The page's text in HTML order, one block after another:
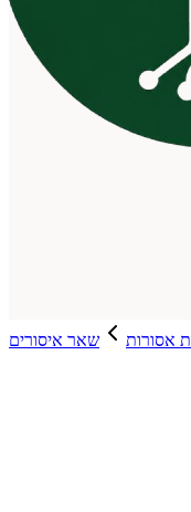
שאר איסורים